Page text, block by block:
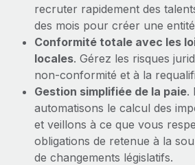
recruter rapidement des
des mois pour créer une
Conformité totale avec les
locales. Gérez les risques
non-conformité et à la
Gestion simplifiée de la paie.
automatisons le calcul des
et veillons à ce que vous
obligations de retenue à la
de changements législatifs.